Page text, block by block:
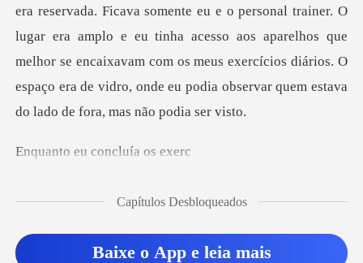
Loja
Histórico
Sair
Baixar App
ainer. O
lugar era amplo e eu tinha acesso aos aparelhos que
melhor se encaixavam com os meus exercícios d
eu conclu
Capítulos Desbloqueados
Baixe o App e leia mais